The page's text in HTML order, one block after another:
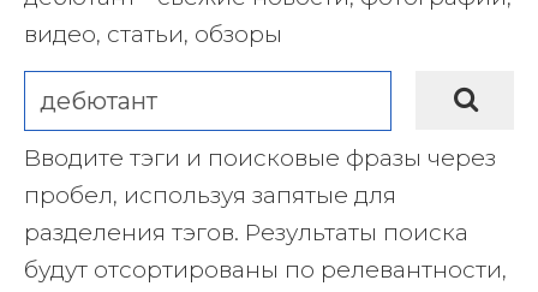
видео, статьи, обзоры
Вводите тэги и поисковые фразы через
пробел, используя запятые для
разделения тэгов. Результаты поиска
будут отсортированы по релевантности,